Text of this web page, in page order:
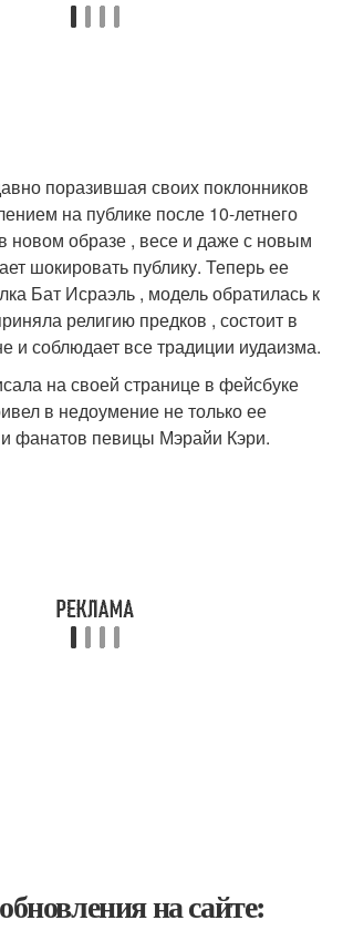
поразившая своих поклонников
на публике после 10-летнего
новом образе , весе и даже с новым
шокировать публику. Теперь ее
Бат Исраэль , модель обратилась к
религию предков , состоит в
и соблюдает все традиции иудаизма.
на своей странице в фейсбуке
в недоумение не только ее
фанатов певицы Мэрайи Кэри.
на сайте: